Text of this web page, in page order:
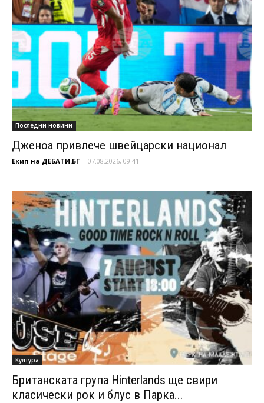
Последни новини
Дженоа привлече швейцарски национал
Екип на ДЕБАТИ.БГ - 07.08.2026, 09:41
Култура
Британската група Hinterlands ще свири
класически рок и блус в Парка...